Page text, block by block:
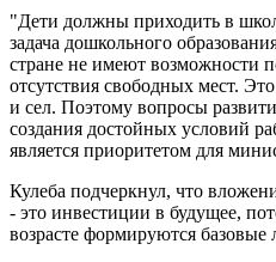
"Дети должны приходить в
задача дошкольного
стране не имеют возможности
отсутствия свободных мест.
и сел. Поэтому вопросы
создания достойных условий
является приоритетом для
Кулеба подчеркнул, что
- это инвестиции в будущее,
возрасте формируются базовые